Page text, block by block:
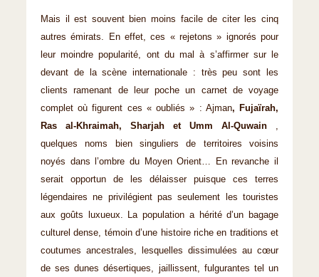
Mais il est souvent bien moins facile de citer les cinq
autres émirats. En effet, ces « rejetons » ignorés pour
leur moindre popularité, ont du mal à s’affirmer sur le
devant de la scène internationale : très peu sont les
clients ramenant de leur poche un carnet de voyage
complet où figurent ces « oubliés » : Ajman, Fujaïrah,
Ras al-Khraimah, Sharjah et Umm Al-Quwain ,
quelques noms bien singuliers de territoires voisins
noyés dans l’ombre du Moyen Orient… En revanche il
serait opportun de les délaisser puisque ces terres
légendaires ne privilégient pas seulement les touristes
aux goûts luxueux. La population a hérité d’un bagage
culturel dense, témoin d’une histoire riche en traditions et
coutumes ancestrales, lesquelles dissimulées au cœur
de ses dunes désertiques, jaillissent, fulgurantes tel un